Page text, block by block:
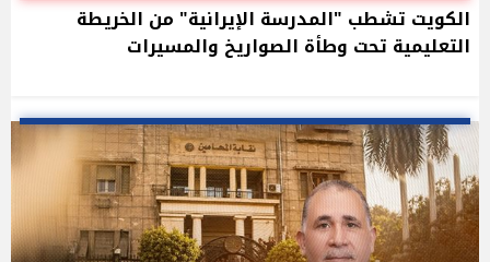
الكويت تشطب "المدرسة الإيرانية" من الخريطة
التعليمية تحت وطأة الصواريخ والمسيرات